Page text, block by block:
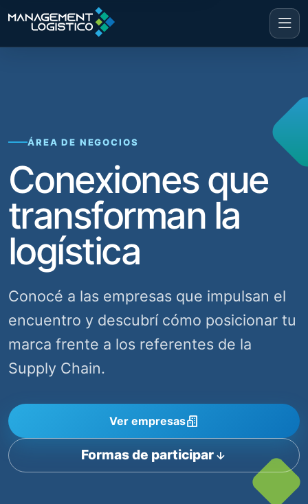
ÁREA DE NEGOCIOS
Conexiones que
transforman la
logística
Conocé a las empresas que impulsan el
encuentro y descubrí cómo posicionar tu
marca frente a los referentes de la
Supply Chain.
Ver empresas
Formas de participar